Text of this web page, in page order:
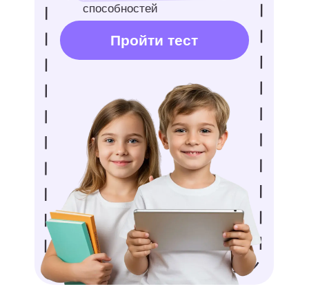
и растений с помощью камеры.
Изучить созвездия летнего неба
и найти их вечером с помощью
подробной карты.
Организовать во дворе
масштабный спортивный турнир
по бадминтону.
Развести костер с соблюдением
всех правил безопасности
и пожарить маршмэллоу.
Собрать и запустить сложного
воздушного змея собственной
аэродинамической конструкции.
Отмыть до блеска семейный
автомобиль, заработав свои
первые карманные деньги.
Создать огромный рисунок